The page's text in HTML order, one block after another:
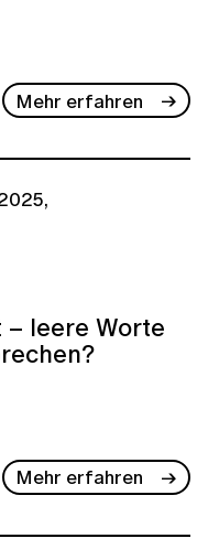
Mehr erfahren
leere Worte
Mehr erfahren